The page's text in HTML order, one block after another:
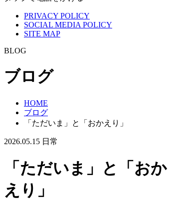
PRIVACY POLICY
SOCIAL MEDIA POLICY
SITE MAP
BLOG
ブログ
HOME
ブログ
「ただいま」と「おかえり」
2026.05.15 日常
「ただいま」と「おか
えり」